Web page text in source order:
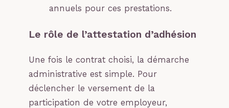
annuels pour ces prestations.
Le rôle de l’attestation d’adhésion
Une fois le contrat choisi, la démarche
administrative est simple. Pour
déclencher le versement de la
participation de votre employeur,